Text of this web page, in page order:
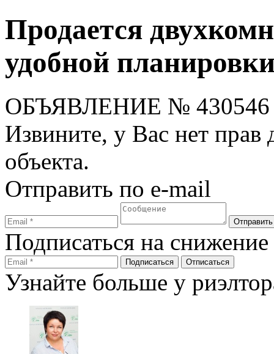
Продается
удобной
ОБЪЯВЛЕНИЕ № 430546
Извините, у Вас нет прав
объекта.
Отправить по e-mail
Подписаться на
Узнайте больше у